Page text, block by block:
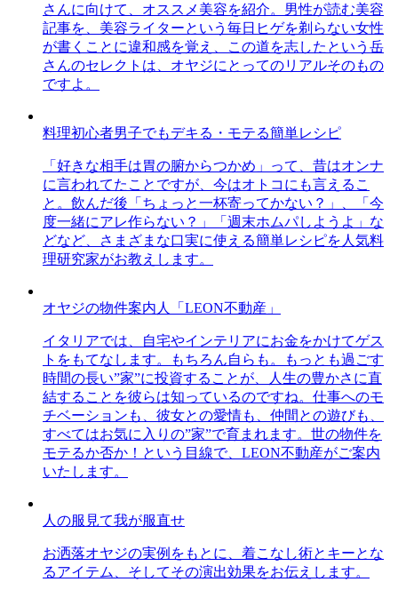
さんに向けて、オススメ美容を紹介。男性が読む美容
記事を、美容ライターという毎日ヒゲを剃らない女性
が書くことに違和感を覚え、この道を志したという岳
さんのセレクトは、オヤジにとってのリアルそのもの
ですよ。
料理初心者男子でもデキる・モテる簡単レシピ
「好きな相手は胃の腑からつかめ」って、昔はオンナ
に言われてたことですが、今はオトコにも言えるこ
と。飲んだ後「ちょっと一杯寄ってかない？」、「今
度一緒にアレ作らない？」「週末ホムパしようよ」な
どなど、さまざまな口実に使える簡単レシピを人気料
理研究家がお教えします。
オヤジの物件案内人「LEON不動産」
イタリアでは、自宅やインテリアにお金をかけてゲス
トをもてなします。もちろん自らも。もっとも過ごす
時間の長い”家”に投資することが、人生の豊かさに直
結することを彼らは知っているのですね。仕事へのモ
チベーションも、彼女との愛情も、仲間との遊びも、
すべてはお気に入りの”家”で育まれます。世の物件を
モテるか否か！という目線で、LEON不動産がご案内
いたします。
人の服見て我が服直せ
お洒落オヤジの実例をもとに、着こなし術とキーとな
るアイテム、そしてその演出効果をお伝えします。